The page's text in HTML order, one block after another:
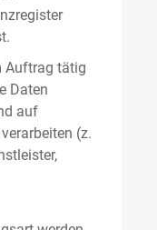
Auftrag tätig
Daten
auf
(z.